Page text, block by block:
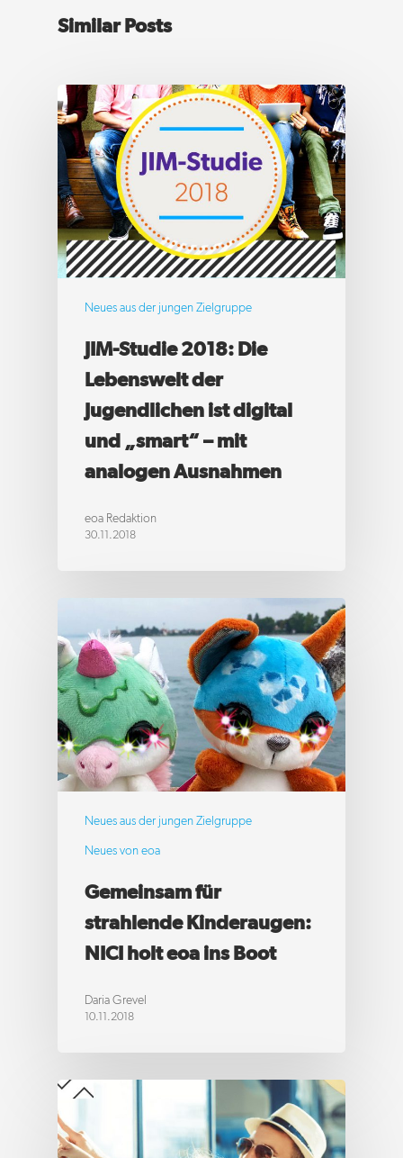
Similar Posts
Neues aus der jungen Zielgruppe
JIM-Studie 2018: Die
Lebenswelt der
Jugendlichen ist digital
und „smart“ – mit
analogen Ausnahmen
eoa Redaktion
30.11.2018
Neues aus der jungen Zielgruppe
Neues von eoa
Gemeinsam für
strahlende Kinderaugen:
NICI holt eoa ins Boot
Daria Grevel
10.11.2018
Aktuelles
Jobs
Newsletter
elements of art GmbH
generations
An der Eickesmühle 23,
41238 Mönchengladbach